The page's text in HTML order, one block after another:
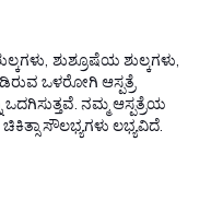
ಶುಶ್ರೂಷೆಯ ಶುಲ್ಕಗಳು,
ಒಳರೋಗಿ ಆಸ್ಪತ್ರೆ
ನಮ್ಮ ಆಸ್ಪತ್ರೆಯ
ಸೌಲಭ್ಯಗಳು ಲಭ್ಯವಿದೆ.